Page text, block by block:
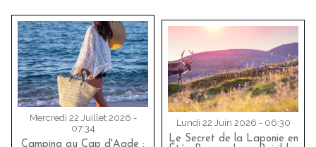
Mercredi 22 Juillet 2026 -
07:34
Camping au Cap d'Agde :
Lundi 22 Juin 2026 - 06:30
Le Secret de la Laponie en